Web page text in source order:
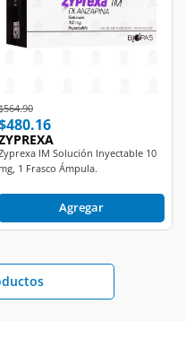
reduced from
to
IM Solución Inyectable 10
mg, 1 Frasco Ámpula.
Agregar